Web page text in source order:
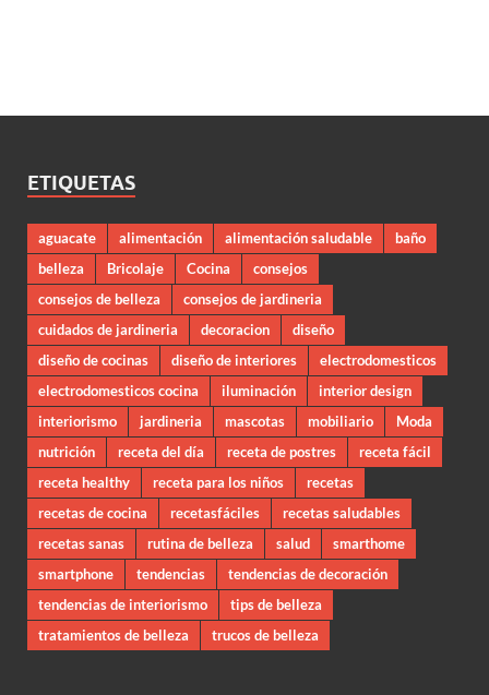
ETIQUETAS
aguacate alimentación alimentación saludable
baño
belleza
Bricolaje Cocina
consejos
consejos de belleza
consejos de jardineria
cuidados de jardineria
decoracion
diseño
diseño de cocinas
diseño de interiores
electrodomesticos
electrodomesticos cocina
iluminación
interior design
interiorismo
jardineria mascotas mobiliario
Moda
nutrición
receta del día receta de postres
receta fácil
receta healthy
receta para los niños
recetas
recetas de cocina
recetasfáciles
recetas saludables
recetas sanas
rutina de belleza salud
smarthome
smartphone
tendencias
tendencias de decoración
tendencias de interiorismo
tips de belleza
tratamientos de belleza
trucos de belleza